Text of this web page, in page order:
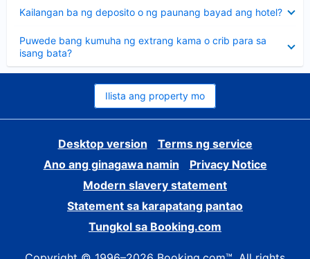
Kailangan ba ng deposito o ng paunang bayad ang hotel?
ang
Puwede bang kumuha ng extrang kama o crib para sa
isang bata?
ang
sagot
Ilista ang property mo
Desktop version
Terms ng service
Ano ang ginagawa namin
Privacy Notice
Modern slavery statement
Statement sa karapatang pantao
Tungkol sa Booking.com